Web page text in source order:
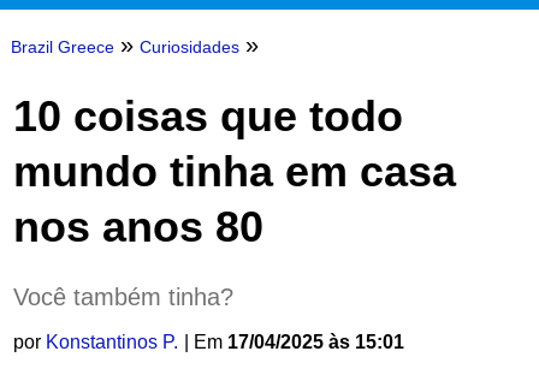
Brazil Greece » Curiosidades »
10 coisas que todo
mundo tinha em casa
nos anos 80
Você também tinha?
por Konstantinos P. | Em 17/04/2025 às 15:01